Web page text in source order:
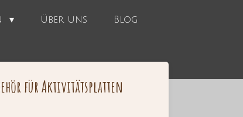
Über uns Blog
für Aktivitätsplatten